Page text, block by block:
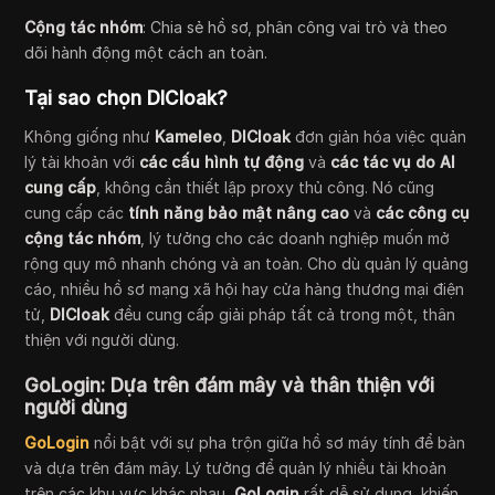
Cộng tác nhóm: Chia sẻ hồ sơ, phân công vai trò và theo
dõi hành động một cách an toàn.
Tại sao chọn DICloak?
Không giống như Kameleo DICloak đơn giản hóa việc quản
lý tài khoản với các cấu hình tự động và các tác vụ do AI
cung cấp , không cần thiết lập proxy thủ công. Nó cũng
cung cấp các tính năng bảo mật nâng cao và các công cụ
cộng tác nhóm , lý tưởng cho các doanh nghiệp muốn mở
rộng quy mô nhanh chóng và an toàn. Cho dù quản lý quảng
cáo, nhiều hồ sơ mạng xã hội hay cửa hàng thương mại điện
tử, DICloak đều cung cấp giải pháp tất cả trong một, thân
thiện với người dùng.
GoLogin: Dựa trên đám mây và thân thiện với
người dùng
GoLogin nổi bật với sự pha trộn giữa hồ sơ máy tính để bàn
và dựa trên đám mây. Lý tưởng để quản lý nhiều tài khoản